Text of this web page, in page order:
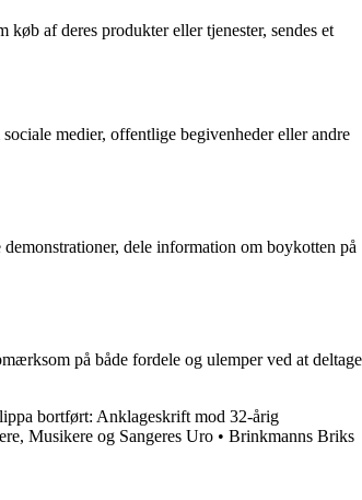
af deres produkter eller tjenester, sendes et
medier, offentlige begivenheder eller andre
dele information om boykotten på
på både fordele og ulemper ved at deltage
bortført: Anklageskrift mod 32-årig
Musikere og Sangeres Uro • Brinkmanns Briks